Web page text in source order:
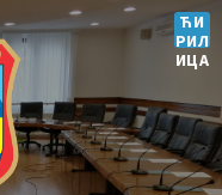
ЋИ
РИЛ
ИЦА